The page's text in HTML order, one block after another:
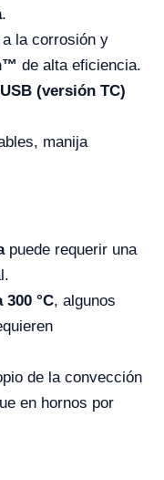
.
la corrosión y
de alta eficiencia.
USB (versión TC)
manija
puede requerir una
°C, algunos
de la convección
en hornos por